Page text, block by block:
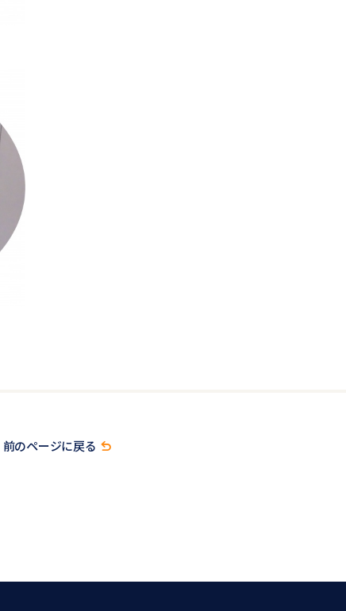
前のページに戻る